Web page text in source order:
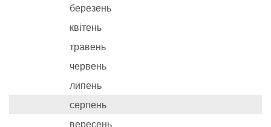
березень
квітень
травень
червень
липень
серпень
вересень